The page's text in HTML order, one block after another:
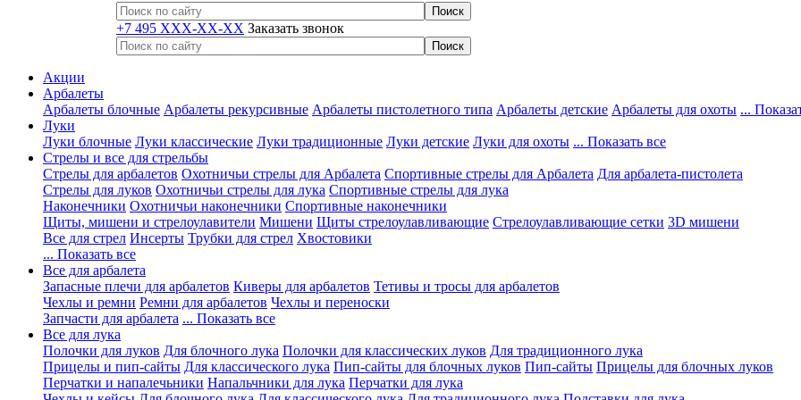
+7 495 XXX-XX-XX Заказать звонок
Акции
Арбалеты
Арбалеты блочные Арбалеты рекурсивные Арбалеты пистолетного типа Арбалеты детские Арбалеты для охоты ...
Луки
Луки блочные Луки классические Луки традиционные Луки детские Луки для охоты ... Показать все
Стрелы и все для стрельбы
Стрелы для арбалетов Охотничьи стрелы для Арбалета Спортивные стрелы для Арбалета Для арбалета-пистолета
Стрелы для луков Охотничьи стрелы для лука Спортивные стрелы для лука
Наконечники Охотничьи наконечники Спортивные наконечники
Щиты, мишени и стрелоулавители Мишени Щиты стрелоулавливающие Стрелоулавливающие сетки 3D мишени
Все для стрел Инсерты Трубки для стрел Хвостовики
... Показать все
Все для арбалета
Запасные плечи для арбалетов Киверы для арбалетов Тетивы и тросы для арбалетов
Чехлы и ремни Ремни для арбалетов Чехлы и переноски
Запчасти для арбалета ... Показать все
Все для лука
Полочки для луков Для блочного лука Полочки для классических луков Для традиционного лука
Прицелы и пип-сайты Для классического лука Пип-сайты для блочных луков Пип-сайты Прицелы для блочных луков
Перчатки и напалечьники Напальчники для лука Перчатки для лука